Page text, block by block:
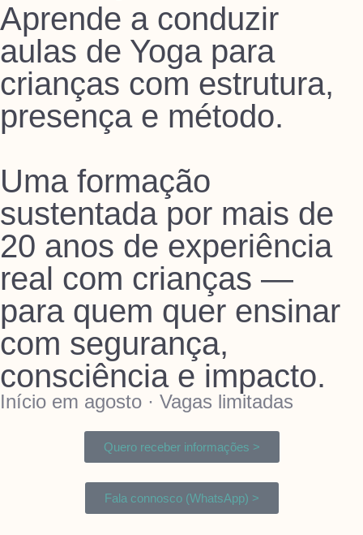
Aprende a conduzir
aulas de Yoga para
crianças com estrutura,
presença e método.
Uma formação
sustentada por mais de
20 anos de experiência
real com crianças —
para quem quer ensinar
com segurança,
consciência e impacto.
Início em agosto · Vagas limitadas
Quero receber informações >
Fala connosco (WhatsApp) >